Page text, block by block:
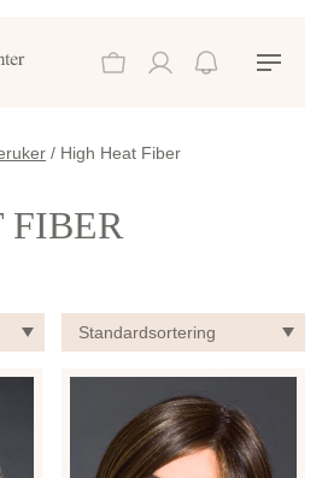
/ High Heat Fiber
FIBER